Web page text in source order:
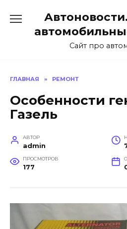
содержанию
Сайт про
ГЛАВНАЯ » РЕМОНТ
Особенности
Газель
АВТОР
admin
ПРОСМОТРОВ
177